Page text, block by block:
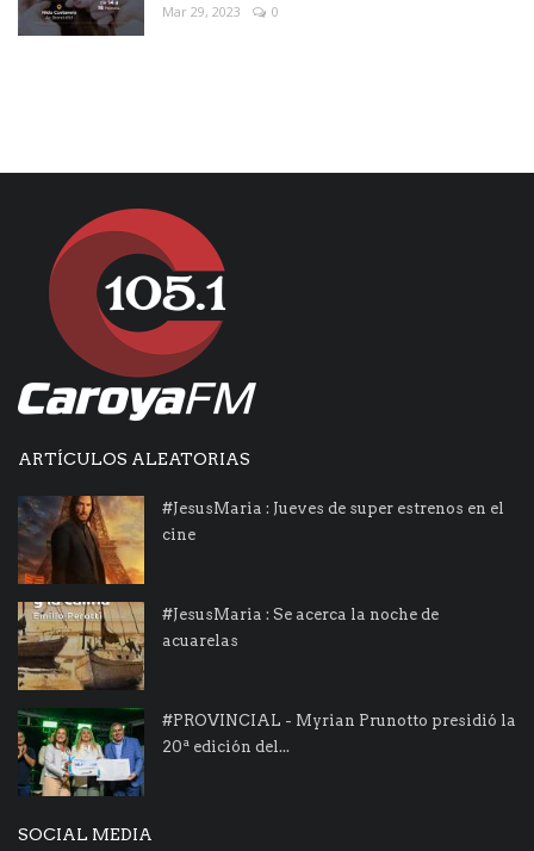
Mar 29, 2023 0
ARTÍCULOS ALEATORIAS
#JesusMaria : Jueves de super estrenos en el
cine
#JesusMaria : Se acerca la noche de
acuarelas
#PROVINCIAL - Myrian Prunotto presidió la
20ª edición del...
SOCIAL MEDIA